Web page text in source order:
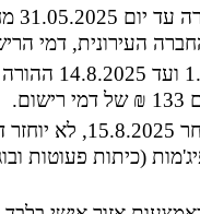
העירונית, דמי
במקרה של
במקרה של ביטול
(כיתות פעוטות